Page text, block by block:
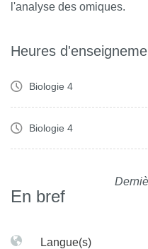
l'analyse des omiques.
Heures
Biologie 4
Biologie 4
En bref
Langue(s)